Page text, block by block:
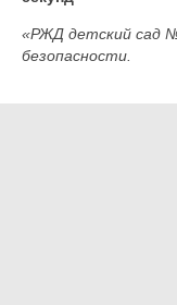
«РЖД детский сад
безопасности.